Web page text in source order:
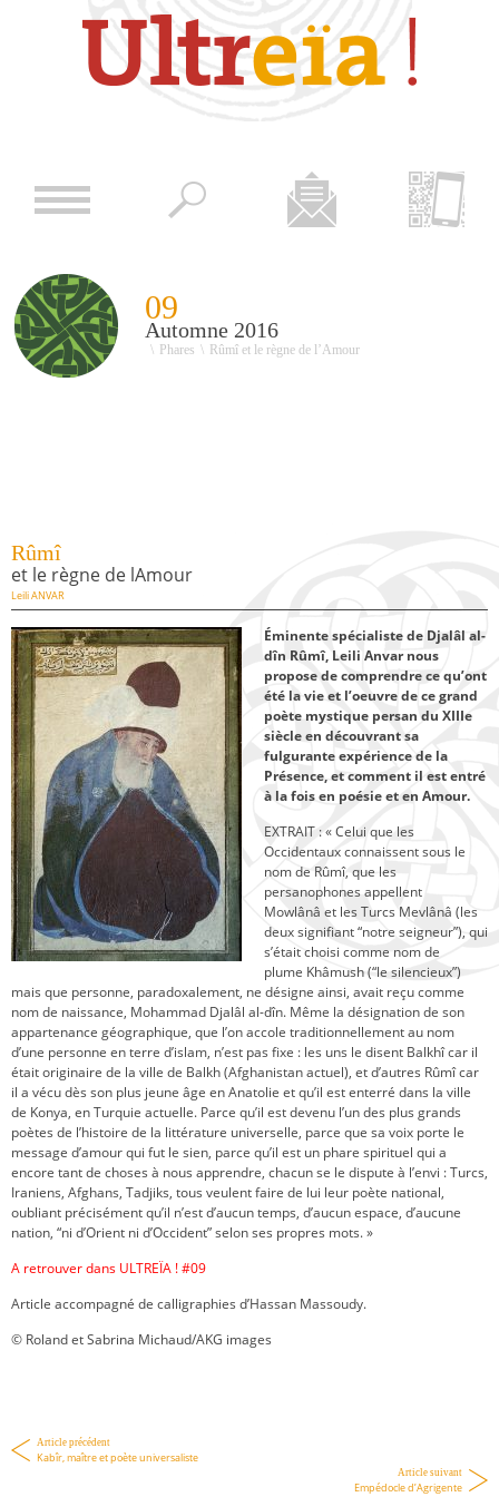
09
Automne 2016
\ Phares \ Rûmî et le règne de l’Amour
Rûmî
et le règne de lAmour
Leili ANVAR
Éminente spécialiste de Djalâl al-
dîn Rûmî, Leili Anvar nous
propose de comprendre ce qu’ont
été la vie et l’oeuvre de ce grand
poète mystique persan du XIIIe
siècle en découvrant sa
fulgurante expérience de la
Présence, et comment il est entré
à la fois en poésie et en Amour.
EXTRAIT : « Celui que les
Occidentaux connaissent sous le
nom de Rûmî, que les
persanophones appellent
Mowlânâ et les Turcs Mevlânâ (les
deux signifiant “notre seigneur”), qui
s’était choisi comme nom de
plume Khâmush (“le silencieux”)
mais que personne, paradoxalement, ne désigne ainsi, avait reçu comme
nom de naissance, Mohammad Djalâl al-dîn. Même la désignation de son
appartenance géographique, que l’on accole traditionnellement au nom
d’une personne en terre d’islam, n’est pas fixe : les uns le disent Balkhî car il
était originaire de la ville de Balkh (Afghanistan actuel), et d’autres Rûmî car
il a vécu dès son plus jeune âge en Anatolie et qu’il est enterré dans la ville
de Konya, en Turquie actuelle. Parce qu’il est devenu l’un des plus grands
poètes de l’histoire de la littérature universelle, parce que sa voix porte le
message d’amour qui fut le sien, parce qu’il est un phare spirituel qui a
encore tant de choses à nous apprendre, chacun se le dispute à l’envi : Turcs,
Iraniens, Afghans, Tadjiks, tous veulent faire de lui leur poète national,
oubliant précisément qu’il n’est d’aucun temps, d’aucun espace, d’aucune
nation, “ni d’Orient ni d’Occident” selon ses propres mots. »
A retrouver dans ULTREÏA ! #09
Article accompagné de calligraphies d’Hassan Massoudy.
© Roland et Sabrina Michaud/AKG images
Article précédent
Kabîr, maître et poète universaliste
Article suivant
Empédocle d’Agrigente